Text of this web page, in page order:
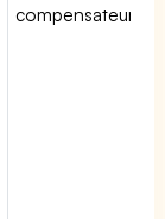
compensateur.